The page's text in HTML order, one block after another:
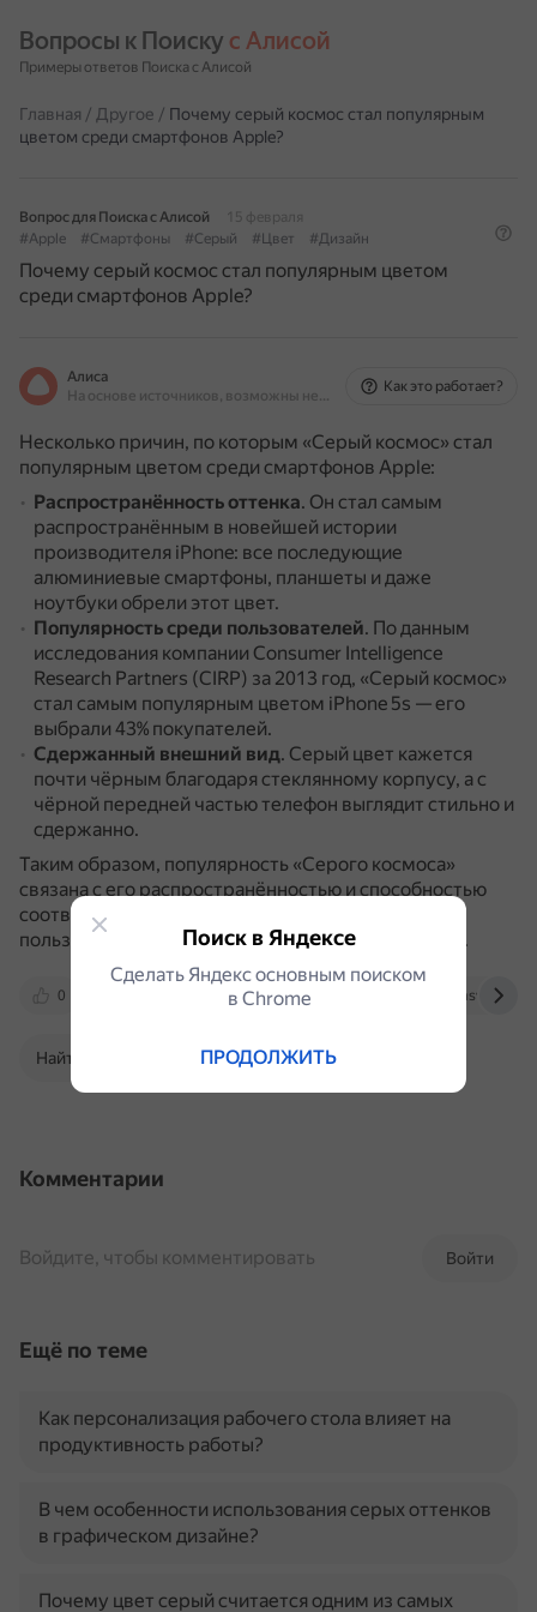
Вопросы к Поиску с Алисой
Примеры ответов Поиска с Алисой
Главная / Другое / Почему серый космос стал популярным
цветом среди смартфонов Apple?
Вопрос для Поиска с Алисой
15 февраля
#Apple
#Смартфоны #Серый #Цвет #Дизайн
Почему серый космос стал популярным цветом
среди смартфонов Apple?
Алиса
На основе источников, возможны неточности
Как это работает?
Несколько причин, по которым «Серый космос» стал
популярным цветом среди смартфонов Apple:
Распространённость оттенка. Он стал самым
распространённым в новейшей истории
производителя iPhone: все последующие
алюминиевые смартфоны, планшеты и даже
ноутбуки обрели этот цвет.
Популярность среди пользователей. По данным
исследования компании Consumer Intelligence
Research Partners (CIRP) за 2013 год, «Серый космос»
стал самым популярным цветом iPhone 5s — его
выбрали 43% покупателей.
Сдержанный внешний вид. Серый цвет кажется
почти чёрным благодаря стеклянному корпусу, а с
чёрной передней частью телефон выглядит стильно и
сдержанно.
Таким образом, популярность «Серого космоса»
связана с его распространённостью и способностью
соответствовать предпочтениям некоторых
пользователей в отношении эстетики устройства.
0 m.ok.ru
Найти в Поиске
Комментарии
Войти
Войдите, чтобы комментировать
Ещё по теме
Как персонализация рабочего стола влияет на
продуктивность работы?
В чем особенности использования серых оттенков
в графическом дизайне?
Почему цвет серый считается одним из самых
Поиск в Яндексе
Сделать Яндекс основным поиском
в Сhrome
ПРОДОЛЖИТЬ